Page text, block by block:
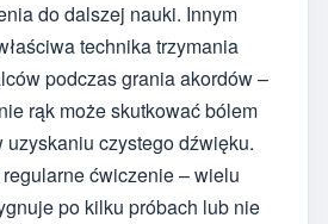
do dalszej nauki. Innym
technika trzymania
podczas grania akordów –
rąk może skutkować bólem
czystego dźwięku.
ćwiczenie – wielu
po kilku próbach lub nie